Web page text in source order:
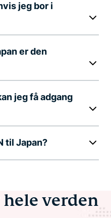
jeg bor i
er den
jeg få adgang
til Japan?
verden